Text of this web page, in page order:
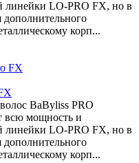
линейки LO-PRO FX, но в
корп...
BaByliss PRO
всю мощность и
линейки LO-PRO FX, но в
корп...